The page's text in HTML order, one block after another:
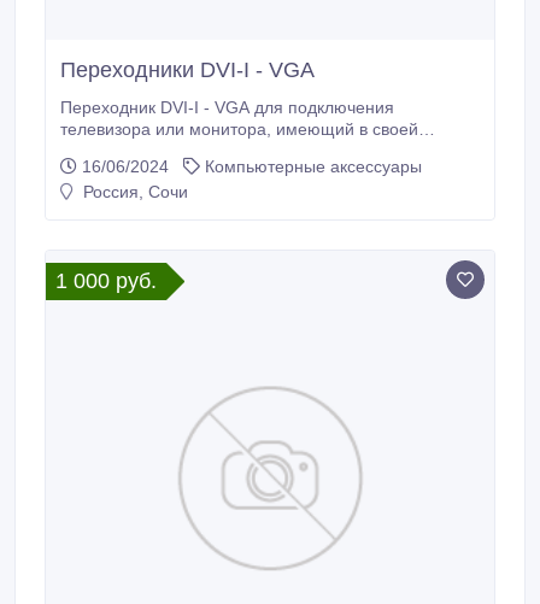
Переходники DVI-I - VGA
Переходник DVI-I - VGA для подключения
телевизора или монитора, имеющий в своей
видеокарте системного блока, предусматривающей
разъем DVI-I. Имеет компактный размер,
корпуса. В наличии.
16/06/2024
Компьютерные аксессуары
Россия, Сочи
1 000 руб.